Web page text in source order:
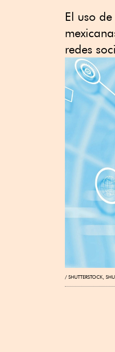
El uso
redes
SHUTTERSTOCK,